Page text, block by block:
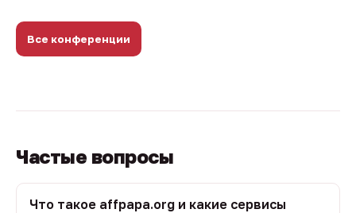
Все конференции
Частые вопросы
Что такое affpapa.org и какие сервисы